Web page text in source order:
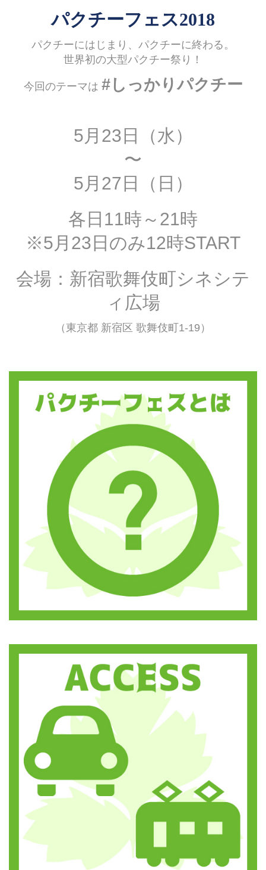
パクチーフェス2018
パクチーにはじまり、パクチーに終わる。
世界初の大型パクチー祭り！
今回のテーマは #しっかりパクチー
5月23日（水）
〜
5月27日（日）
各日11時～21時
※5月23日のみ12時START
会場：新宿歌舞伎町シネシテ
ィ広場
（東京都 新宿区 歌舞伎町1-19）